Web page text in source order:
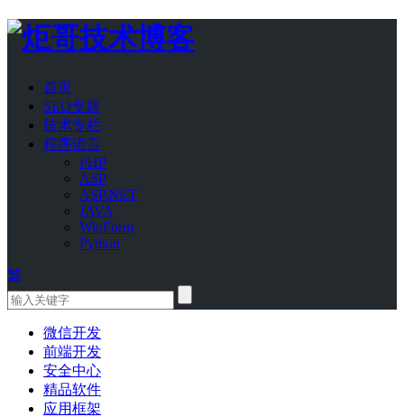
首页
SEO专题
技术专栏
程序语言
PHP
ASP
ASP.NET
JAVA
WinForm
Python
繁
微信开发
前端开发
安全中心
精品软件
应用框架